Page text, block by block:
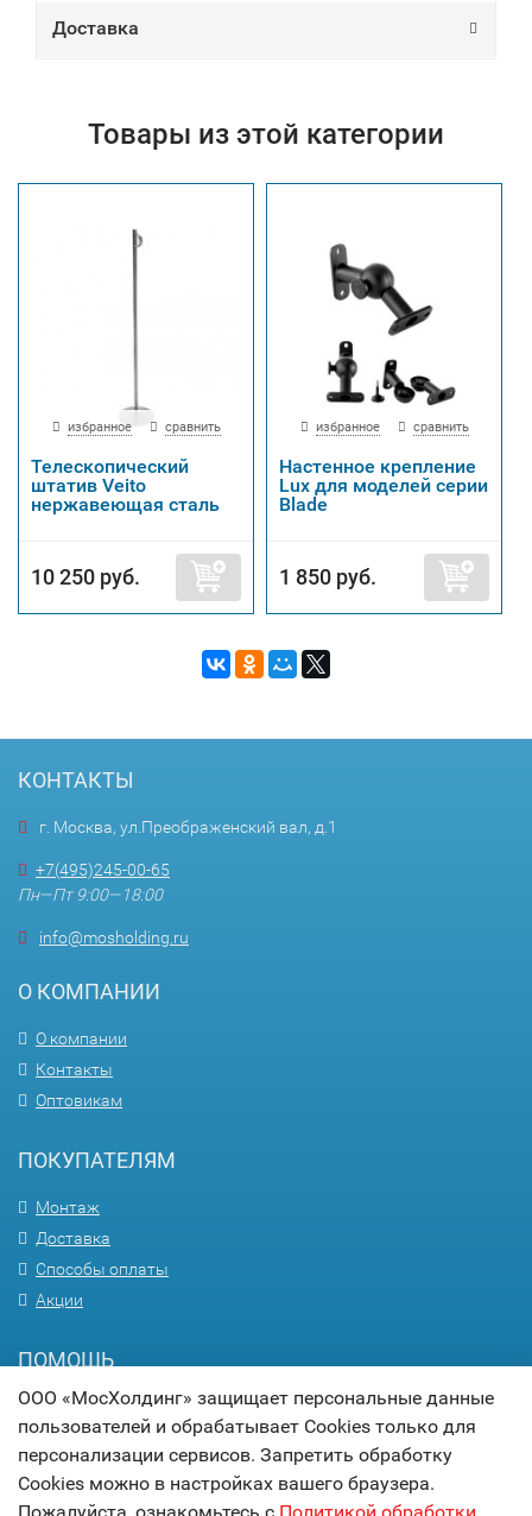
Доставка
Товары из этой категории
избранное сравнить
Телескопический
штатив Veito
нержавеющая сталь
10 250 руб.
избранное сравнить
Настенное крепление
Lux для моделей серии
Blade
1 850 руб.
КОНТАКТЫ
г. Москва, ул.Преображенский вал, д.1
+7(495)245-00-65
Пн—Пт 9:00—18:00
info@mosholding.ru
О КОМПАНИИ
О компании
Контакты
Оптовикам
ПОКУПАТЕЛЯМ
Монтаж
Доставка
Способы оплаты
Акции
ПОМОЩЬ
Вопрос-ответ
Гарантия
Статьи
ООО «МосХолдинг» защищает персональные данные
пользователей и обрабатывает Cookies только для
персонализации сервисов. Запретить обработку
Cookies можно в настройках вашего браузера.